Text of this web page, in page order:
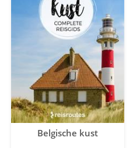
Belgische kust